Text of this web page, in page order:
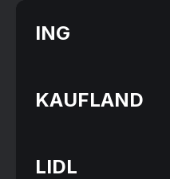
ING
KAUFLAND
LIDL